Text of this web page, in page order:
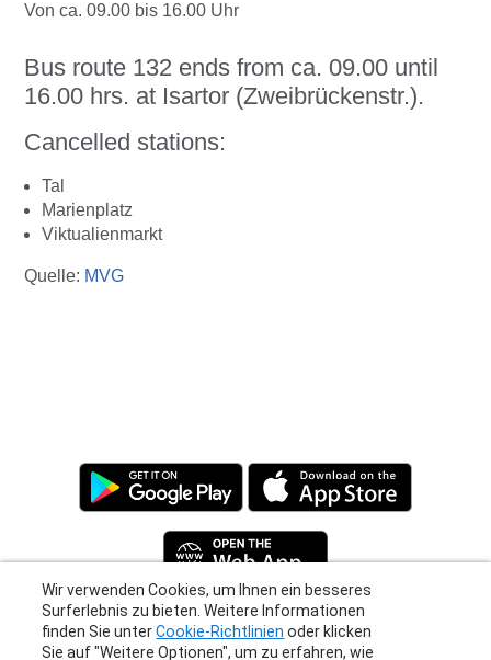
Von ca. 09.00 bis 16.00 Uhr
Bus route 132 ends from ca. 09.00 until
16.00 hrs. at Isartor (Zweibrückenstr.).
Cancelled stations:
Tal
Marienplatz
Viktualienmarkt
Quelle: MVG
Privacy Policy |Terms |Support
© 2026 Moovit Updates - All Rights Reserved.
Wir verwenden Cookies, um Ihnen ein besseres
finden Sie unterCookie-Richtlinienoder klicken
Sie auf "Weitere Optionen", um zu erfahren, wie
Sie Ihre Einstellungen ändern können.